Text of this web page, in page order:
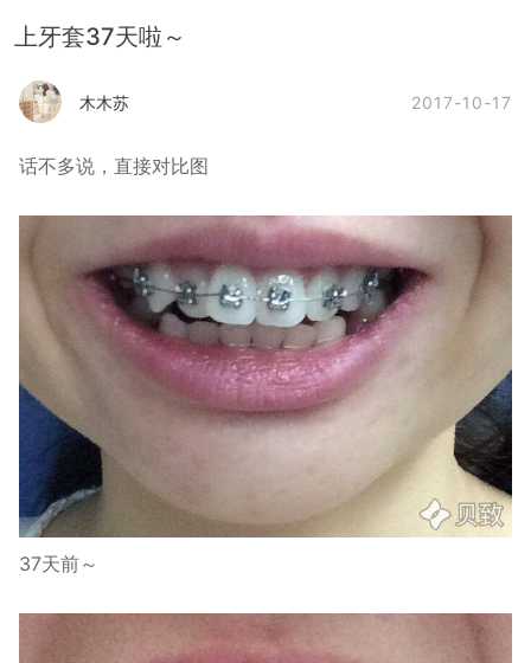
上牙套37天啦～
木木苏 2017-10-17
话不多说，直接对比图
37天前～